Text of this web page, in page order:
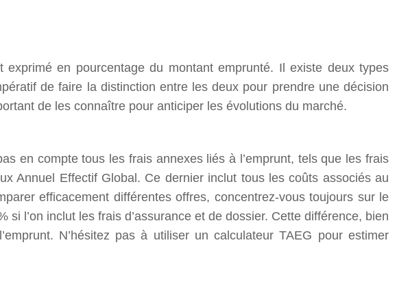
en pourcentage du montant emprunté. Il existe deux types
de faire la distinction entre les deux pour prendre une décision
de les connaître pour anticiper les évolutions du marché.
en compte tous les frais annexes liés à l’emprunt, tels que les frais
Annuel Effectif Global. Ce dernier inclut tous les coûts associés au
efficacement différentes offres, concentrez-vous toujours sur le
l’on inclut les frais d’assurance et de dossier. Cette différence, bien
N’hésitez pas à utiliser un calculateur TAEG pour estimer